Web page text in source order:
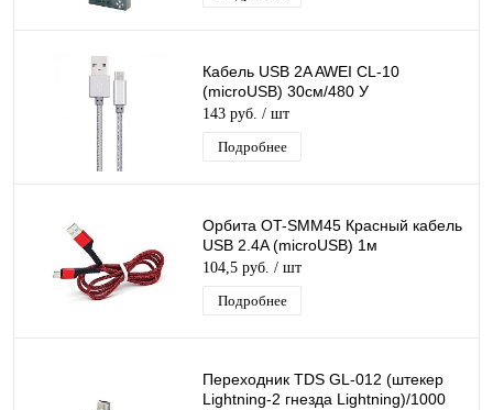
Кабель USB 2A AWEI CL-10
(microUSB) 30см/480 У
143 руб. / шт
Подробнее
Орбита OT-SMM45 Красный кабель
USB 2.4A (microUSB) 1м
104,5 руб. / шт
Подробнее
Переходник TDS GL-012 (штекер
Lightning-2 гнезда Lightning)/1000